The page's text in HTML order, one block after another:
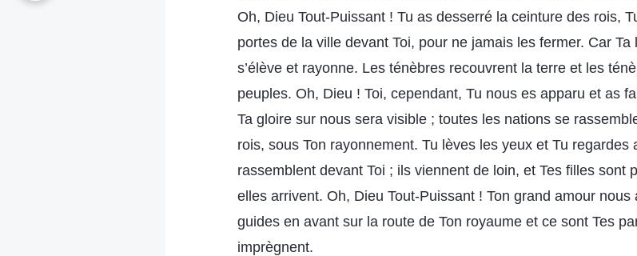
Oh, Dieu Tout-Puissant ! Tu as desserré la ceinture des rois,
portes de la ville devant Toi, pour ne jamais les fermer. Car
s’élève et rayonne. Les ténèbres recouvrent la terre et les
peuples. Oh, Dieu ! Toi, cependant, Tu nous es apparu et as
Ta gloire sur nous sera visible ; toutes les nations se
rois, sous Ton rayonnement. Tu lèves les yeux et Tu regardes
rassemblent devant Toi ; ils viennent de loin, et Tes filles sont
elles arrivent. Oh, Dieu Tout-Puissant ! Ton grand amour nous
guides en avant sur la route de Ton royaume et ce sont Tes
imprègnent.